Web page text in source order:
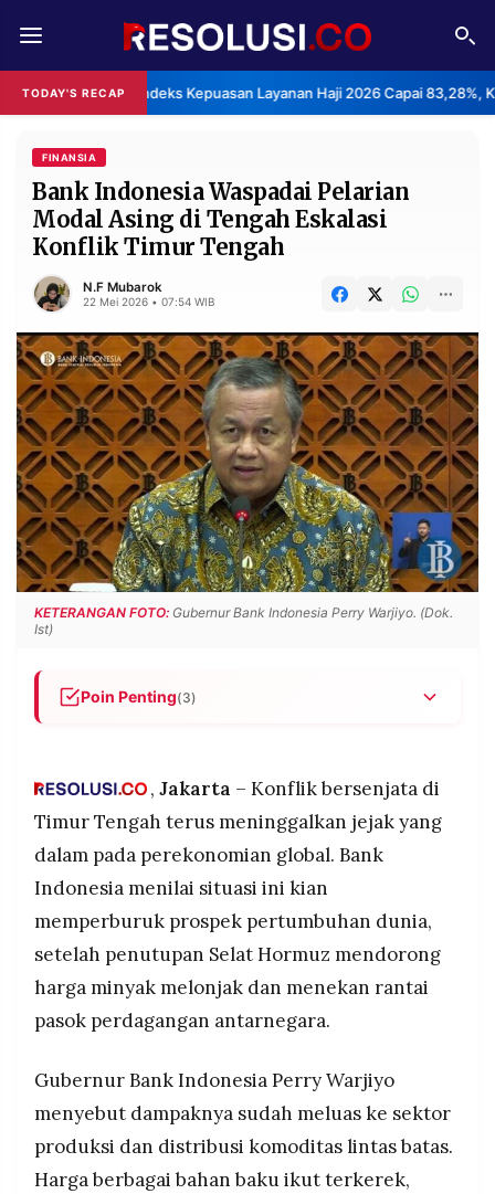
TODAY'S RECAPBPS: Indeks Kepuasan Layanan Haji 2026 Capai 83,28%,
REDAKSI TENTANG
RESOLUSI IKLAN
RUBRIKASI
EDITORIAL AKSARA
FINANSIA PERSONA
DAERAH NASIONAL
MANCA SPORT
INFORMASI
PRIVACY
POLICY
BERITA
WARGA
INFORMASI
IKLAN
KIRIM
TULISAN
PENGADUAN TERM
©
RESOLUSI
MEDIA
PRAMUDITA
Resolusi.co
2026
FINANSIA
Bank Indonesia Waspadai Pelarian
Modal Asing di Tengah Eskalasi
Konflik Timur Tengah
N.F Mubarok
22 Mei 2026 • 07:54 WIB
KETERANGAN FOTO: Gubernur Bank Indonesia Perry Warjiyo. (Dok.
Ist)
Poin Penting(3)
mendorong Bank Indonesia memperketat
pasar negara berkembang.
Suku bunga AS yang diperkirakan bertahan
tinggi hingga akhir 2026 membuat imbal hasil
obligasi AS kian menarik, memperbesar risiko
pelarian modal dari Indonesia dan negara
Emerging Markets lain.
Ekonomi Indonesia tetap tumbuh 5,61 persen
pada triwulan I 2026, ditopang konsumsi
ekspor tertekan akibat perlambatan global.
, Jakarta – Konflik bersenjata di
Timur Tengah terus meninggalkan jejak yang
dalam pada perekonomian global. Bank
Indonesia menilai situasi ini kian
memperburuk prospek pertumbuhan dunia,
setelah penutupan Selat Hormuz mendorong
harga minyak melonjak dan menekan rantai
pasok perdagangan antarnegara.
Gubernur Bank Indonesia Perry Warjiyo
menyebut dampaknya sudah meluas ke sektor
produksi dan distribusi komoditas lintas batas.
Harga berbagai bahan baku ikut terkerek,